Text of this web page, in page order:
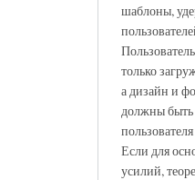
шаблоны,
только
а дизайн и
должны быть
Если для
усилий,